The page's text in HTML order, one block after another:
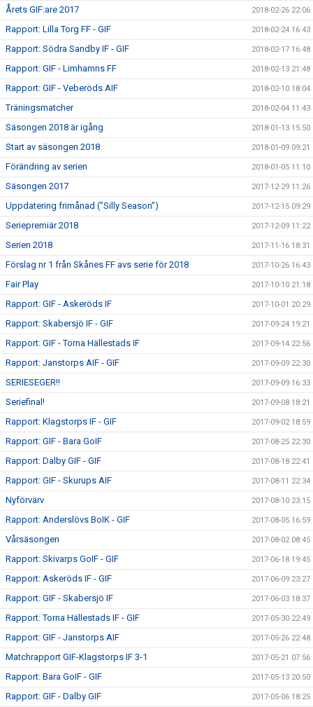
Årets GIF:are 2017 2018-02-26 22:06
Rapport: Lilla Torg FF - GIF 2018-02-24 16:43
Rapport: Södra Sandby IF - GIF 2018-02-17 16:48
Rapport: GIF - Limhamns FF 2018-02-13 21:48
Rapport: GIF - Veberöds AIF 2018-02-10 18:04
Träningsmatcher 2018-02-04 11:43
Säsongen 2018 är igång 2018-01-13 15:50
Start av säsongen 2018 2018-01-09 09:21
Förändring av serien 2018-01-05 11:10
Säsongen 2017 2017-12-29 11:26
Uppdatering frimånad (”Silly Season”) 2017-12-15 09:29
Seriepremiär 2018 2017-12-09 11:22
Serien 2018 2017-11-16 18:31
Förslag nr 1 från Skånes FF avs serie för 2018 2017-10-26 16:43
Fair Play 2017-10-10 21:18
Rapport: GIF - Askeröds IF 2017-10-01 20:29
Rapport: Skabersjö IF - GIF 2017-09-24 19:21
Rapport: GIF - Torna Hällestads IF 2017-09-14 22:56
Rapport: Janstorps AIF - GIF 2017-09-09 22:30
SERIESEGER!! 2017-09-09 16:33
Seriefinal! 2017-09-08 18:21
Rapport: Klagstorps IF - GIF 2017-09-02 18:59
Rapport: GIF - Bara GoIF 2017-08-25 22:30
Rapport: Dalby GIF - GIF 2017-08-18 22:41
Rapport: GIF - Skurups AIF 2017-08-11 22:34
Nyförvärv 2017-08-10 23:15
Rapport: Anderslövs BoIK - GIF 2017-08-05 16:59
Vårsäsongen 2017-08-02 08:45
Rapport: Skivarps GoIF - GIF 2017-06-18 19:45
Rapport: Askeröds IF - GIF 2017-06-09 23:27
Rapport: GIF - Skabersjö IF 2017-06-03 18:37
Rapport: Torna Hällestads IF - GIF 2017-05-30 22:49
Rapport: GIF - Janstorps AIF 2017-05-26 22:48
Matchrapport GIF-Klagstorps IF 3-1 2017-05-21 07:56
Rapport: Bara GoIF - GIF 2017-05-13 20:50
Rapport: GIF - Dalby GIF 2017-05-06 18:25